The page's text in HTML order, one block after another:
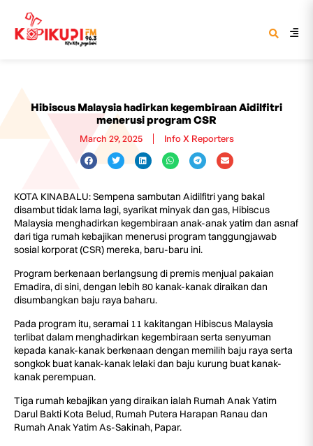
Hibiscus Malaysia hadirkan kegembiraan Aidilfitri
menerusi program CSR
March 29, 2025 Info X Reporters
KOTA KINABALU: Sempena sambutan Aidilfitri yang bakal
disambut tidak lama lagi, syarikat minyak dan gas, Hibiscus
Malaysia menghadirkan kegembiraan anak-anak yatim dan asnaf
dari tiga rumah kebajikan menerusi program tanggungjawab
sosial korporat (CSR) mereka, baru-baru ini.
Program berkenaan berlangsung di premis menjual pakaian
Emadira, di sini, dengan lebih 80 kanak-kanak diraikan dan
disumbangkan baju raya baharu.
Pada program itu, seramai 11 kakitangan Hibiscus Malaysia
terlibat dalam menghadirkan kegembiraan serta senyuman
kepada kanak-kanak berkenaan dengan memilih baju raya serta
songkok buat kanak-kanak lelaki dan baju kurung buat kanak-
kanak perempuan.
Tiga rumah kebajikan yang diraikan ialah Rumah Anak Yatim
Darul Bakti Kota Belud, Rumah Putera Harapan Ranau dan
Rumah Anak Yatim As-Sakinah, Papar.